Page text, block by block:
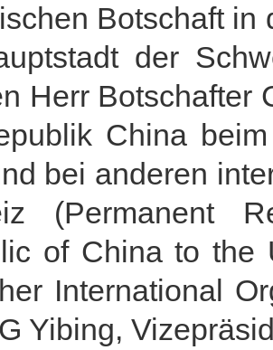
Botschaft in
der
Herr Botschafter
China
bei anderen
(Permanent
of China to the
International
Yibing,